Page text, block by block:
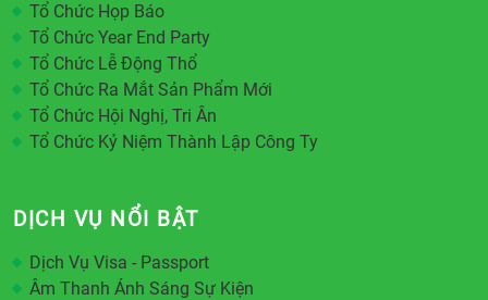
Tổ Chức Họp Báo
Tổ Chức Year End Party
Tổ Chức Lễ Động Thổ
Tổ Chức Ra Mắt Sản Phẩm Mới
Tổ Chức Hội Nghị, Tri Ân
Tổ Chức Kỷ Niệm Thành Lập Công Ty
DỊCH VỤ NỔI BẬT
Dịch Vụ Visa - Passport
Âm Thanh Ánh Sáng Sự Kiện